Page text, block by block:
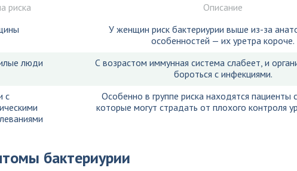
риска
Описание
У женщин риск бактериурии выше из-за
особенностей — их уретра короче.
люди
С возрастом иммунная система слабеет, и
бороться с инфекциями.
с
Особенно в группе риска находятся пациенты
которые могут страдать от плохого контроля
бактериурии